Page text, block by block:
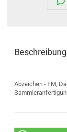
Beschreibung
Abzeichen - FM,